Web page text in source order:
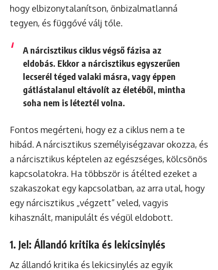
hogy elbizonytalanítson, önbizalmatlanná
tegyen, és függővé válj tőle.
A nárcisztikus ciklus végső fázisa az
eldobás. Ekkor a nárcisztikus egyszerűen
lecserél téged valaki másra, vagy éppen
gátlástalanul eltávolít az életéből, mintha
soha nem is léteztél volna.
Fontos megérteni, hogy ez a ciklus nem a te
hibád. A nárcisztikus személyiségzavar okozza, és
a nárcisztikus képtelen az egészséges, kölcsönös
kapcsolatokra. Ha többször is átélted ezeket a
szakaszokat egy kapcsolatban, az arra utal, hogy
egy nárcisztikus „végzett” veled, vagyis
kihasznált, manipulált és végül eldobott.
1. Jel: Állandó kritika és lekicsinylés
Az állandó kritika és lekicsinylés az egyik